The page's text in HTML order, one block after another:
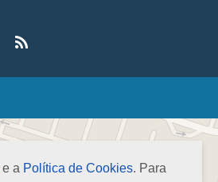
e a Política de Cookies. Para